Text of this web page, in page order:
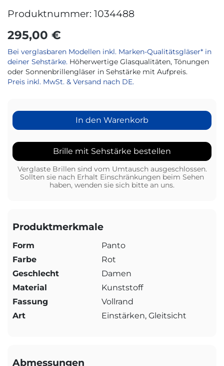
Produktnummer: 1034488
295,00 €
Bei verglasbaren Modellen inkl. Marken-Qualitätsgläser* in
deiner Sehstärke. Höherwertige Glasqualitäten, Tönungen
oder Sonnenbrillengläser in Sehstärke mit Aufpreis.
Preis inkl. MwSt. & Versand nach DE.
In den Warenkorb
Brille mit Sehstärke bestellen
Verglaste Brillen sind vom Umtausch ausgeschlossen.
Sollten sie nach Erhalt Einschränkungen beim Sehen
haben, wenden sie sich bitte an uns.
Produktmerkmale
Form
Panto
Farbe
Rot
Geschlecht
Damen
Material
Kunststoff
Fassung
Vollrand
Art
Einstärken, Gleitsicht
Abmessungen